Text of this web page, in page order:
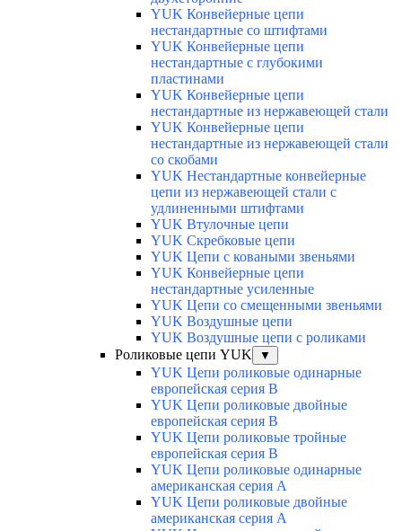
YUK Конвейерные цепи
нестандартные со штифтами
YUK Конвейерные цепи
нестандартные с глубокими
пластинами
YUK Конвейерные цепи
нестандартные из нержавеющей стали
YUK Конвейерные цепи
нестандартные из нержавеющей стали
со скобами
YUK Нестандартные конвейерные
цепи из нержавеющей стали с
удлиненными штифтами
YUK Втулочные цепи
YUK Скребковые цепи
YUK Цепи с коваными звеньями
YUK Конвейерные цепи
нестандартные усиленные
YUK Цепи со смещенными звеньями
YUK Воздушные цепи
YUK Воздушные цепи с роликами
Роликовые цепи YUK
▼
YUK Цепи роликовые одинарные
европейская серия В
YUK Цепи роликовые двойные
европейская серия В
YUK Цепи роликовые тройные
европейская серия В
YUK Цепи роликовые одинарные
американская серия А
YUK Цепи роликовые двойные
американская серия А